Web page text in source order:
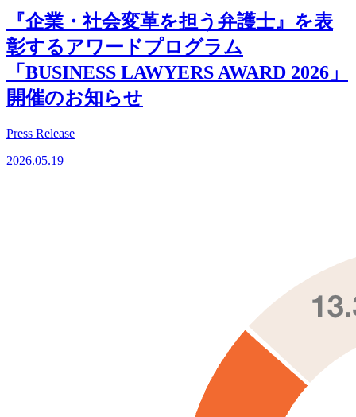
『企業・社会変革を担う弁護士』を表
彰するアワードプログラム
「BUSINESS LAWYERS AWARD 2026」
開催のお知らせ
Press Release
2026.05.19